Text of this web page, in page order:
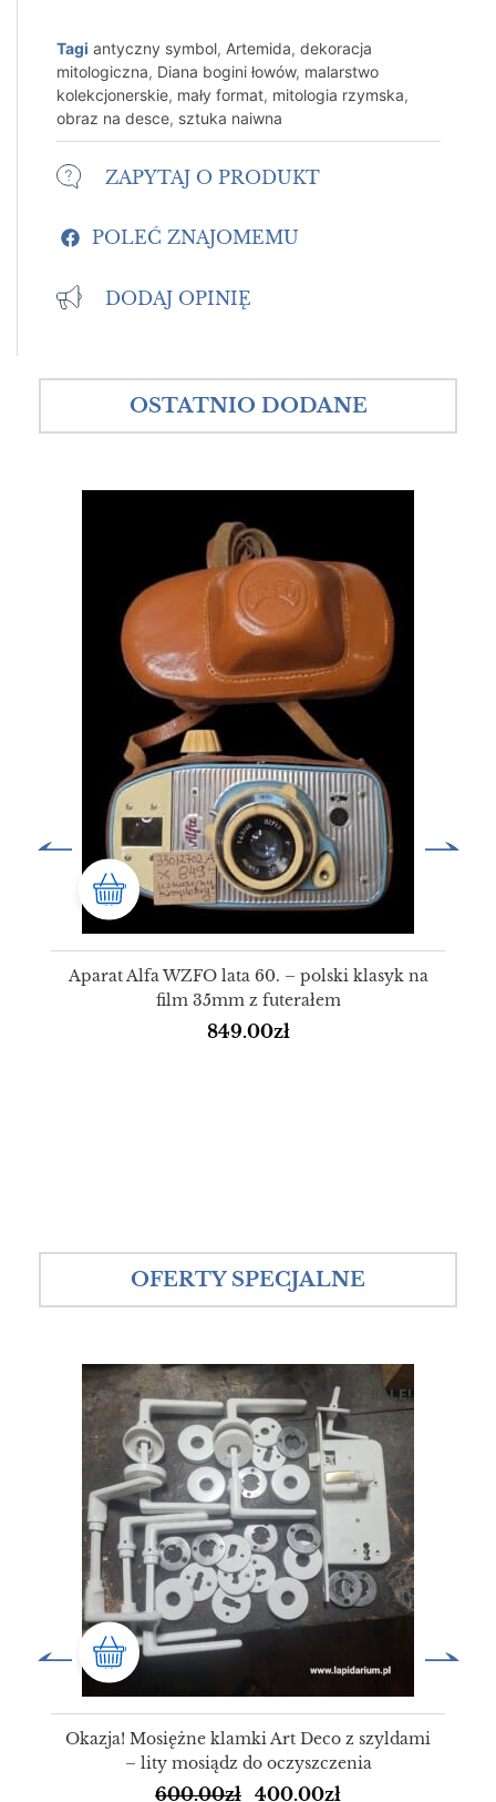
Tagi antyczny symbol, Artemida, dekoracja
mitologiczna, Diana bogini łowów, malarstwo
kolekcjonerskie, mały format, mitologia rzymska,
obraz na desce, sztuka naiwna
ZAPYTAJ O PRODUKT
POLEĆ ZNAJOMEMU
DODAJ OPINIĘ
OSTATNIO DODANE
Aparat Alfa WZFO lata 60. – polski klasyk na
film 35mm z futerałem
849.00zł
OFERTY SPECJALNE
SALE!
Okazja! Mosiężne klamki Art Deco z szyldami
– lity mosiądz do oczyszczenia
600.00zł 400.00zł